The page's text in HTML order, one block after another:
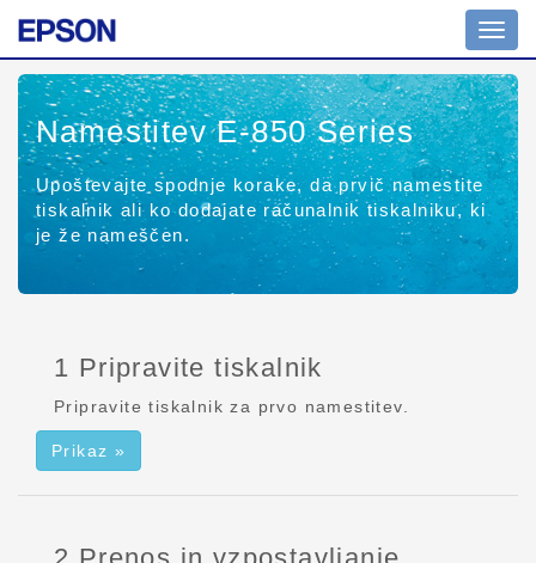
na
Namestitev E-850 Series
Upoštevajte spodnje korake, da prvič namestite
tiskalnik ali ko dodajate računalnik tiskalniku, ki
je že nameščen.
1 Pripravite tiskalnik
Pripravite tiskalnik za prvo namestitev.
Prikaz »